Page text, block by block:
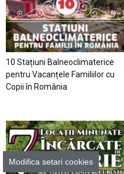
10 Stațiuni Balneoclimaterice
pentru Vacanțele Familiilor cu
Copii în România
Modifica setari cookies